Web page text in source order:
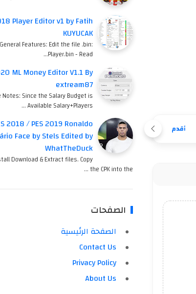
أقدم
Player Editor v1 by Fatih
KUYUCAK
Features: Edit the file .bin:
Player.bin - Read…
ML Money Editor V1.1 By
extream87
Notes: Since the Salary Budget is
Available Salary+Players …
2018 / PES 2019 Ronaldo
Face by Stels Edited by
WhatTheDuck
Download & Extract files. Copy
the CPK into the …
الصفحات
الصفحة الرئيسية
Contact Us
Privacy Policy
About Us